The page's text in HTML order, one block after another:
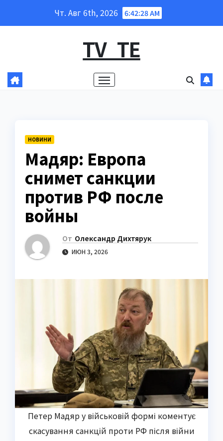
Чт. Авг 6th, 2026 6:42:29 AM
TV_TE
НОВИНИ
Мадяр: Европа
снимет санкции
против РФ после
войны
От Олександр Дихтярук
ИЮН 3, 2026
Петер Мадяр у військовій формі коментує
скасування санкцій проти РФ після війни